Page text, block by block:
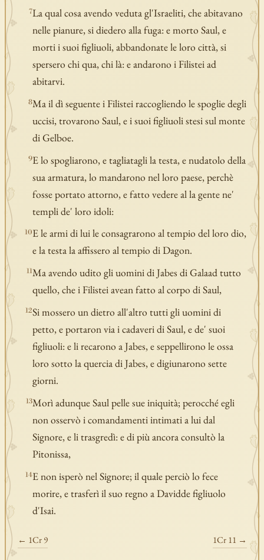
7La qual cosa avendo veduta gl'Israeliti, che abitavano
nelle pianure, si diedero alla fuga: e morto Saul, e
morti i suoi figliuoli, abbandonate le loro città, si
spersero chi qua, chi là: e andarono i Filistei ad
abitarvi.
8Ma il dì seguente i Filistei raccogliendo le spoglie degli
uccisi, trovarono Saul, e i suoi figliuoli stesi sul monte
di Gelboe.
9E lo spogliarono, e tagliatagli la testa, e nudatolo della
sua armatura, lo mandarono nel loro paese, perchè
fosse portato attorno, e fatto vedere al la gente ne'
templi de' loro idoli:
10E le armi di lui le consagrarono al tempio del loro dio,
e la testa la affissero al tempio di Dagon.
11Ma avendo udito gli uomini di Jabes di Galaad tutto
quello, che i Filistei avean fatto al corpo di Saul,
12Si mossero un dietro all'altro tutti gli uomini di
petto, e portaron via i cadaveri di Saul, e de' suoi
figliuoli: e li recarono a Jabes, e seppellirono le ossa
loro sotto la quercia di Jabes, e digiunarono sette
giorni.
13Morì adunque Saul pelle sue iniquità; perocché egli
non osservò i comandamenti intimati a lui dal
Signore, e li trasgredì: e di più ancora consultò la
Pitonissa,
14E non isperò nel Signore; il quale perciò lo fece
morire, e trasferì il suo regno a Davidde figliuolo
d'Isai.
← 1Cr 9 1Cr 11 →